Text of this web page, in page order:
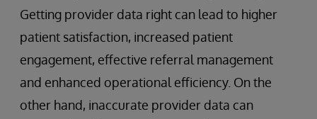
Getting provider data right can lead to higher
patient satisfaction, increased patient
engagement, effective referral management
and enhanced operational efficiency. On the
other hand, inaccurate provider data can